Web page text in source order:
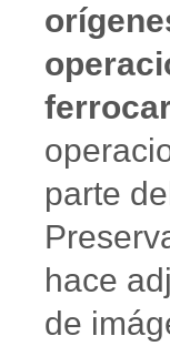
parte
hace
de